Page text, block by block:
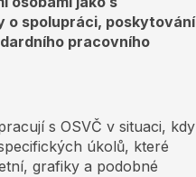
o spolupráci, poskytování
pracovního
s OSVČ v situaci, kdy
úkolů, které
grafiky a podobné